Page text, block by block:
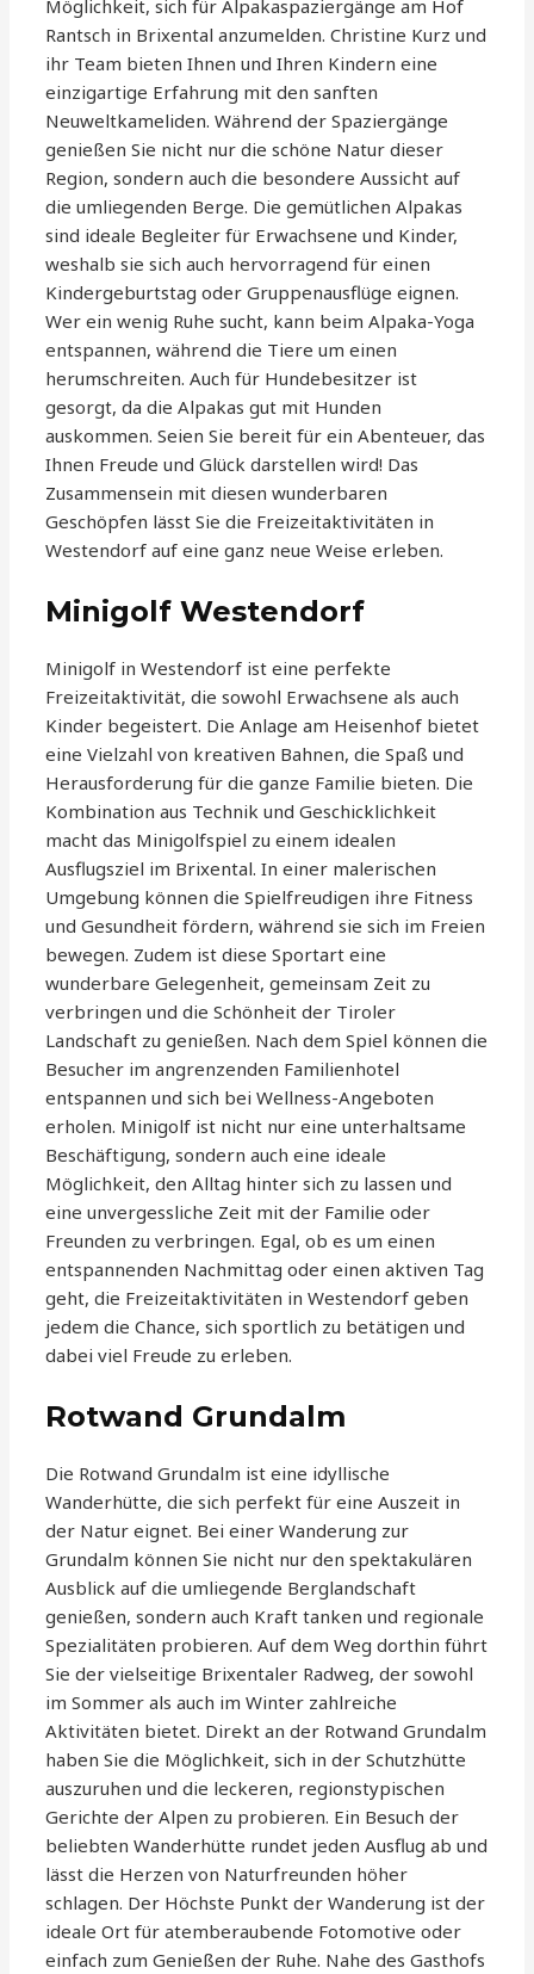
Möglichkeit, sich für Alpakaspaziergänge am Hof
Rantsch in Brixental anzumelden. Christine Kurz und
ihr Team bieten Ihnen und Ihren Kindern eine
einzigartige Erfahrung mit den sanften
Neuweltkameliden. Während der Spaziergänge
genießen Sie nicht nur die schöne Natur dieser
Region, sondern auch die besondere Aussicht auf
die umliegenden Berge. Die gemütlichen Alpakas
sind ideale Begleiter für Erwachsene und Kinder,
weshalb sie sich auch hervorragend für einen
Kindergeburtstag oder Gruppenausflüge eignen.
Wer ein wenig Ruhe sucht, kann beim Alpaka-Yoga
entspannen, während die Tiere um einen
herumschreiten. Auch für Hundebesitzer ist
gesorgt, da die Alpakas gut mit Hunden
auskommen. Seien Sie bereit für ein Abenteuer, das
Ihnen Freude und Glück darstellen wird! Das
Zusammensein mit diesen wunderbaren
Geschöpfen lässt Sie die Freizeitaktivitäten in
Westendorf auf eine ganz neue Weise erleben.
Minigolf Westendorf
Minigolf in Westendorf ist eine perfekte
Freizeitaktivität, die sowohl Erwachsene als auch
Kinder begeistert. Die Anlage am Heisenhof bietet
eine Vielzahl von kreativen Bahnen, die Spaß und
Herausforderung für die ganze Familie bieten. Die
Kombination aus Technik und Geschicklichkeit
macht das Minigolfspiel zu einem idealen
Ausflugsziel im Brixental. In einer malerischen
Umgebung können die Spielfreudigen ihre Fitness
und Gesundheit fördern, während sie sich im Freien
bewegen. Zudem ist diese Sportart eine
wunderbare Gelegenheit, gemeinsam Zeit zu
verbringen und die Schönheit der Tiroler
Landschaft zu genießen. Nach dem Spiel können die
Besucher im angrenzenden Familienhotel
entspannen und sich bei Wellness-Angeboten
erholen. Minigolf ist nicht nur eine unterhaltsame
Beschäftigung, sondern auch eine ideale
Möglichkeit, den Alltag hinter sich zu lassen und
eine unvergessliche Zeit mit der Familie oder
Freunden zu verbringen. Egal, ob es um einen
entspannenden Nachmittag oder einen aktiven Tag
geht, die Freizeitaktivitäten in Westendorf geben
jedem die Chance, sich sportlich zu betätigen und
dabei viel Freude zu erleben.
Rotwand Grundalm
Die Rotwand Grundalm ist eine idyllische
Wanderhütte, die sich perfekt für eine Auszeit in
der Natur eignet. Bei einer Wanderung zur
Grundalm können Sie nicht nur den spektakulären
Ausblick auf die umliegende Berglandschaft
genießen, sondern auch Kraft tanken und regionale
Spezialitäten probieren. Auf dem Weg dorthin führt
Sie der vielseitige Brixentaler Radweg, der sowohl
im Sommer als auch im Winter zahlreiche
Aktivitäten bietet. Direkt an der Rotwand Grundalm
haben Sie die Möglichkeit, sich in der Schutzhütte
auszuruhen und die leckeren, regionstypischen
Gerichte der Alpen zu probieren. Ein Besuch der
beliebten Wanderhütte rundet jeden Ausflug ab und
lässt die Herzen von Naturfreunden höher
schlagen. Der Höchste Punkt der Wanderung ist der
ideale Ort für atemberaubende Fotomotive oder
einfach zum Genießen der Ruhe. Nahe des Gasthofs